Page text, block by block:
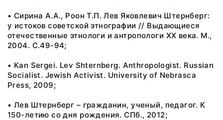
• Сирина А.А., Роон Т.П. Лев Яковлевич Штернберг:
у истоков советской этнографии // Выдающиеся
отечественные этнологи и антропологи ХХ века. М.,
2004. С.49-94;
• Kan Sergei. Lev Shternberg. Anthropologist. Russian
Socialist. Jewish Activist. University of Nebrasca
Press, 2009;
• Лев Штернберг – гражданин, ученый, педагог. К
150-летию со дня рождения. СПб., 2012;